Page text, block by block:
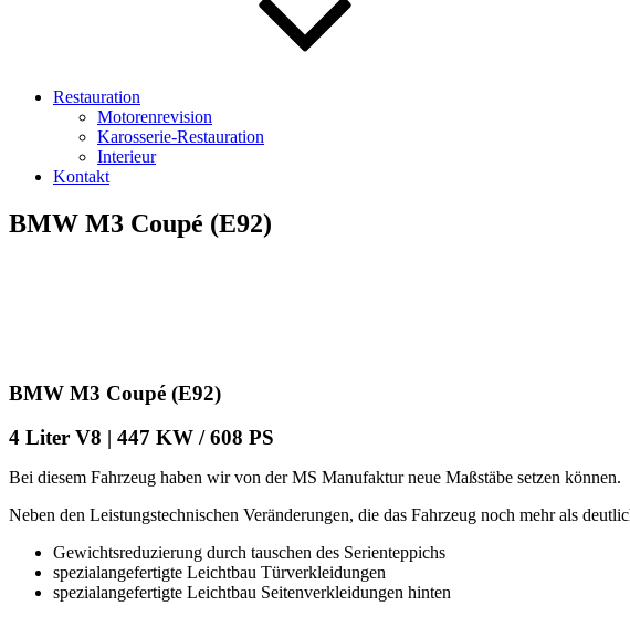
Restauration
Motorenrevision
Karosserie-Restauration
Interieur
Kontakt
BMW M3 Coupé (E92)
BMW M3 Coupé (E92)
4 Liter V8 | 447 KW / 608 PS
Bei diesem Fahrzeug haben wir von der MS Manufaktur neue Maßstäbe setzen können.
Neben den Leistungstechnischen Veränderungen, die das Fahrzeug noch mehr als
Gewichtsreduzierung durch tauschen des Serienteppichs
spezialangefertigte Leichtbau Türverkleidungen
spezialangefertigte Leichtbau Seitenverkleidungen hinten